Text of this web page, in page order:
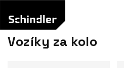
fő
tartalomhoz
Vozíky za kolo